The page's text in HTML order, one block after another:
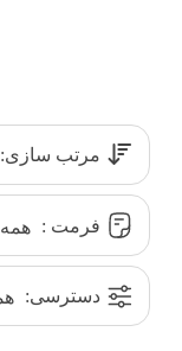
مرتب سازی:
فرمت :
دسترسی: